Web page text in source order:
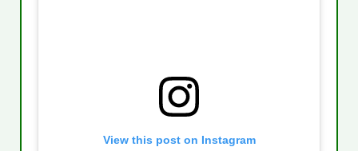
View this post on Instagram